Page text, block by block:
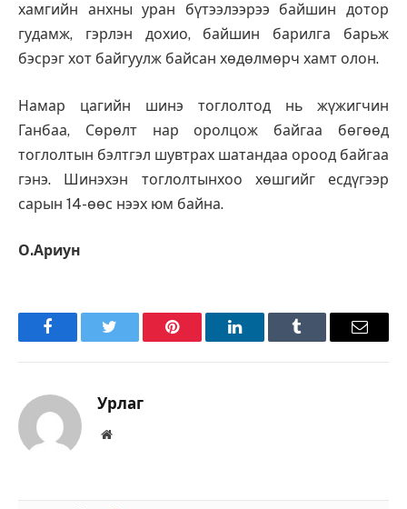
хамгийн анхны уран бүтээлээрээ байшин дотор
гудамж, гэрлэн дохио, байшин барилга барьж
бэсрэг хот байгуулж байсан хөдөлмөрч хамт олон.
Намар цагийн шинэ тоглолтод нь жүжигчин
Ганбаа, Сөрөлт нар оролцож байгаа бөгөөд
тоглолтын бэлтгэл шувтрах шатандаа ороод байгаа
гэнэ. Шинэхэн тоглолтынхоо хөшгийг есдүгээр
сарын 14-өөс нээх юм байна.
О.Ариун
FacebookTwitter Pinterest LinkedInTumblr Имэйл
Урлаг
Вэбсайт